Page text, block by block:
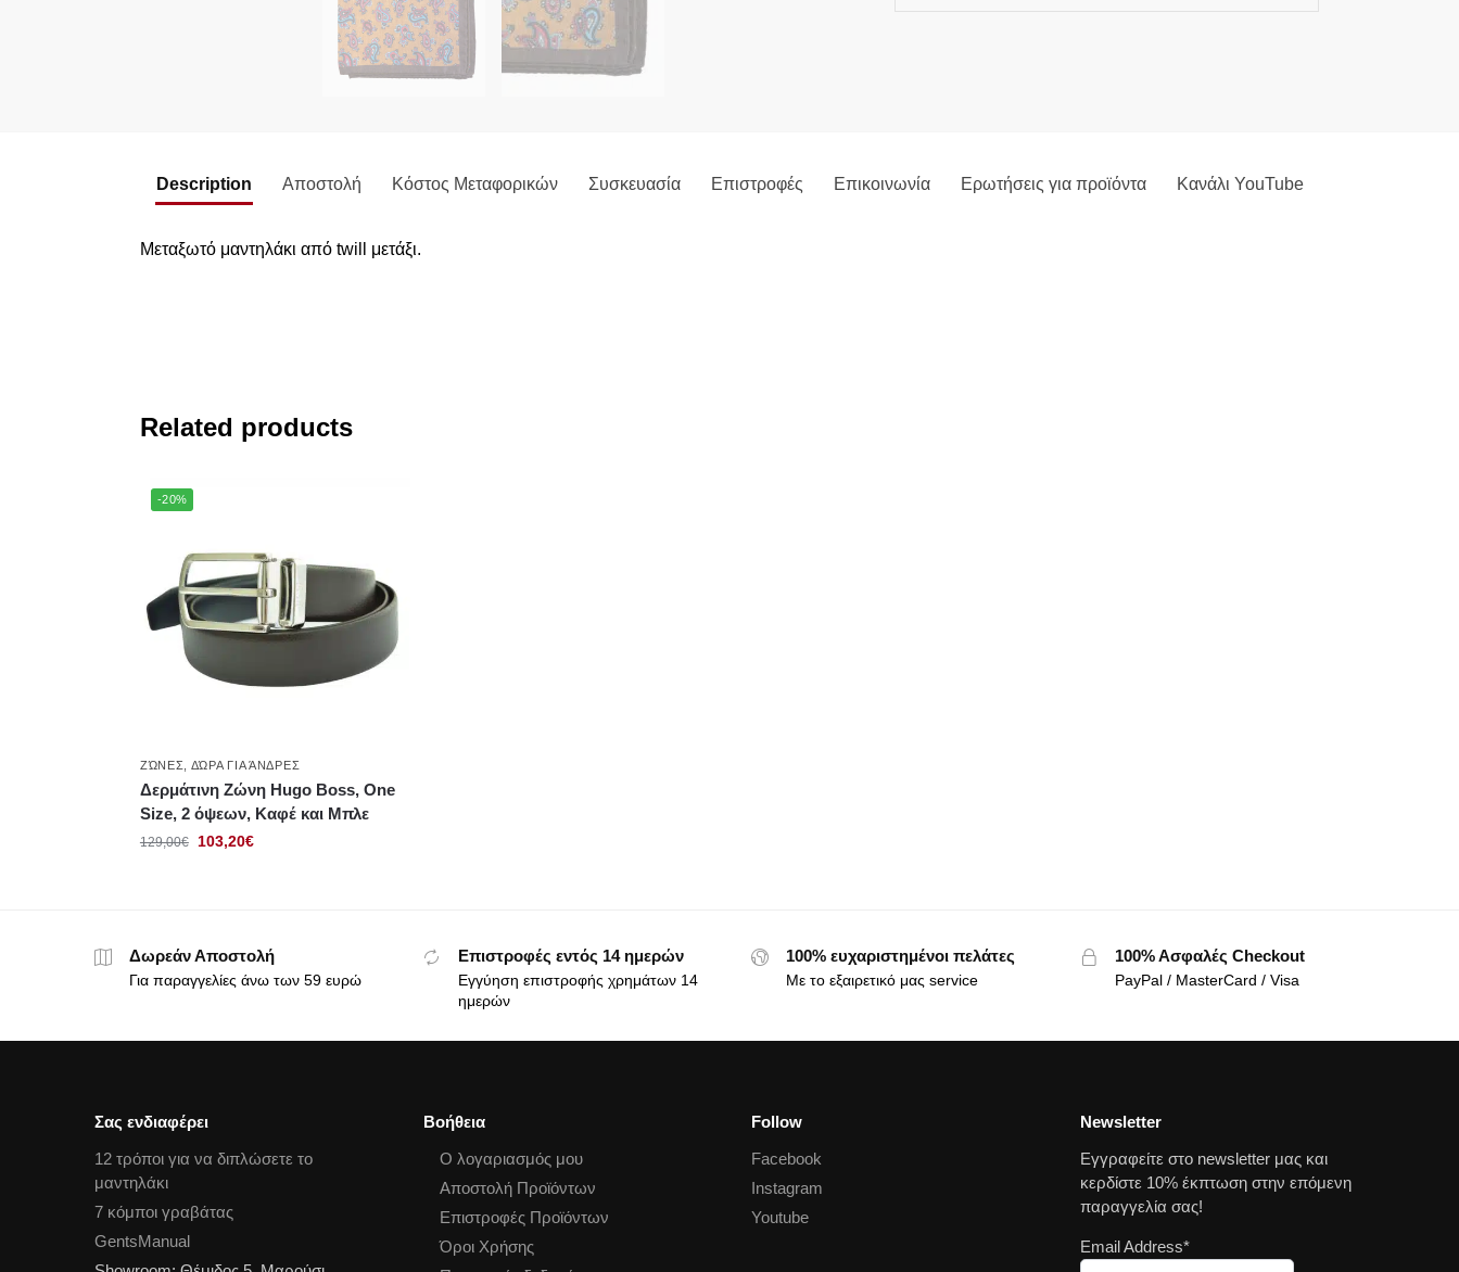
Description Αποστολή Κόστος Μεταφορικών Συσκευασία Επιστροφές Επικοινωνία Ερωτήσεις για προϊόντα Κανάλι YouTube
Μεταξωτό μαντηλάκι από twill μετάξι.
Related products
-20%
ΖΏΝΕΣ ΔΏΡΑ ΓΙΑ ΆΝΔΡΕΣ
Δερμάτινη Ζώνη Hugo Boss, One
Size, 2 όψεων, Καφέ και Μπλε
129,00€ 103,20€
Δωρεάν Αποστολή
Για παραγγελίες άνω των 59 ευρώ
Επιστροφές εντός 14 ημερών
Εγγύηση επιστροφής χρημάτων 14
ημερών
100% ευχαριστημένοι πελάτες
Με το εξαιρετικό μας service
100% Ασφαλές Checkout
PayPal / MasterCard / Visa
Σας ενδιαφέρει
12 τρόποι για να διπλώσετε το
μαντηλάκι
7 κόμποι γραβάτας
GentsManual
Βοήθεια
Ο λογαριασμός μου
Αποστολή Προϊόντων
Επιστροφές Προϊόντων
Όροι Χρήσης
Follow
Facebook
Instagram
Youtube
Newsletter
Εγγραφείτε στο newsletter μας και
κερδίστε 10% έκπτωση στην επόμενη
παραγγελία σας!
Email Address*